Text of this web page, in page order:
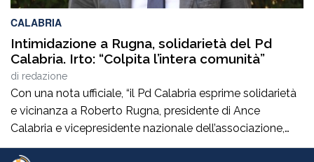
CALABRIA
Intimidazione a Rugna, solidarietà del Pd
Calabria. Irto: “Colpita l’intera comunità”
di redazione
Con una nota ufficiale, “il Pd Calabria esprime solidarietà
e vicinanza a Roberto Rugna, presidente di Ance
Calabria e vicepresidente nazionale dell’associazione,
per il grave episodio che ha colpito il cantiere della sua